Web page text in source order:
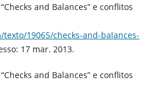
and Balances” e conflitos
19065/checks-and-balances-
17 mar. 2013.
and Balances” e conflitos